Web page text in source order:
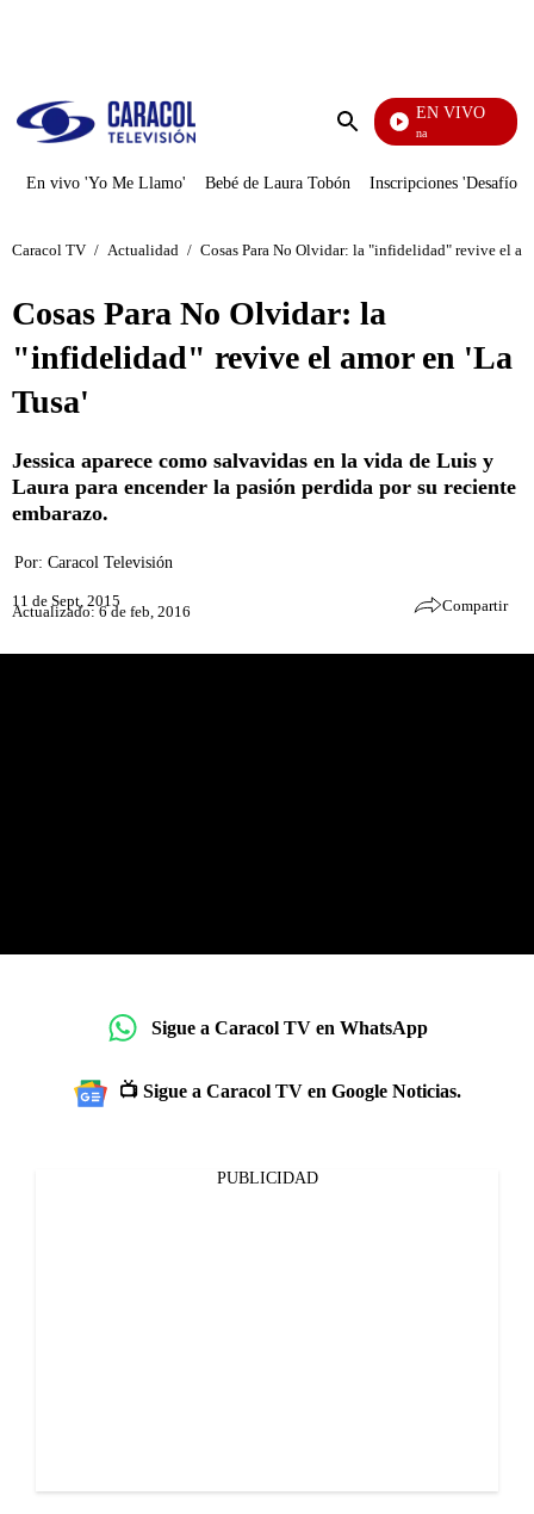
Enviar
EN VIVO
Diario De Diana
En vivo 'Yo Me Llamo' Bebé de Laura Tobón Inscripciones 'Desafío'
Caracol TV / Actualidad / Cosas Para No Olvidar: la "infidelidad" revive el
Cosas Para No Olvidar: la
"infidelidad" revive el amor en 'La
Tusa'
Jessica aparece como salvavidas en la vida de Luis y
Laura para encender la pasión perdida por su reciente
embarazo.
Por: Caracol Televisión
11 de Sept, 2015
Actualizado: 6 de feb, 2016 Compartir
Sigue a Caracol TV en WhatsApp
📺 Sigue a Caracol TV en Google Noticias.
PUBLICIDAD